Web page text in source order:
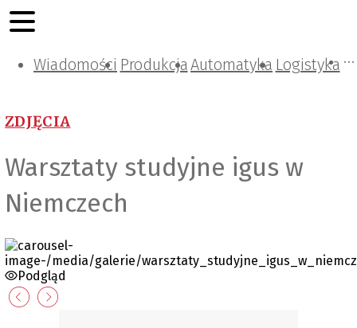
Wiadomości ProdukcjaAutomatyka Logistyka
Projektowanie i konstrukcje
Zarządzanie i IT
Tematy specjalne
ZDJĘCIA
Warsztaty studyjne igus w
Niemczech
Podgląd